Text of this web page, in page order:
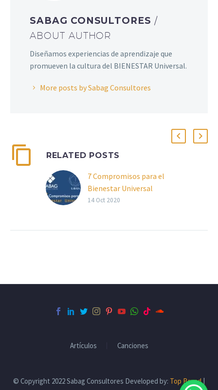
SABAG CONSULTORES /
ABOUT AUTHOR
Diseñamos experiencias de aprendizaje que
promueven la cultura del BIENESTAR Universal.
More posts by Sabag Consultores
RELATED POSTS
7 Compromisos para el
Bienestar Universal
14 Oct 2020
Artículos Canciones
© Copyright 2022 Sabag Consultores Developed by: Top Brand|